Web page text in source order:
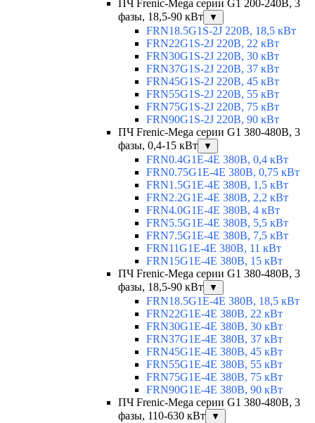
ПЧ Frenic-Mega серии G1 200-240В, 3
фазы, 18,5-90 кВт
▼
FRN18.5G1S-2J 220В, 18,5 кВт
FRN22G1S-2J 220В, 22 кВт
FRN30G1S-2J 220В, 30 кВт
FRN37G1S-2J 220В, 37 кВт
FRN45G1S-2J 220В, 45 кВт
FRN55G1S-2J 220В, 55 кВт
FRN75G1S-2J 220В, 75 кВт
FRN90G1S-2J 220В, 90 кВт
ПЧ Frenic-Mega серии G1 380-480В, 3
фазы, 0,4-15 кВт
▼
FRN0.4G1E-4E 380В, 0,4 кВт
FRN0.75G1E-4E 380В, 0,75 кВт
FRN1.5G1E-4E 380В, 1,5 кВт
FRN2.2G1E-4E 380В, 2,2 кВт
FRN4.0G1E-4E 380В, 4 кВт
FRN5.5G1E-4E 380В, 5,5 кВт
FRN7.5G1E-4E 380В, 7,5 кВт
FRN11G1E-4E 380В, 11 кВт
FRN15G1E-4E 380В, 15 кВт
ПЧ Frenic-Mega серии G1 380-480В, 3
фазы, 18,5-90 кВт
▼
FRN18.5G1E-4E 380В, 18,5 кВт
FRN22G1E-4E 380В, 22 кВт
FRN30G1E-4E 380В, 30 кВт
FRN37G1E-4E 380В, 37 кВт
FRN45G1E-4E 380В, 45 кВт
FRN55G1E-4E 380В, 55 кВт
FRN75G1E-4E 380В, 75 кВт
FRN90G1E-4E 380В, 90 кВт
ПЧ Frenic-Mega серии G1 380-480В, 3
фазы, 110-630 кВт
▼